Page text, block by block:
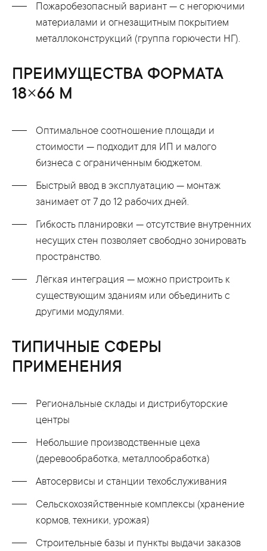
Пожаробезопасный вариант — с негорючими
материалами и огнезащитным покрытием
металлоконструкций (группа горючести НГ).
ПРЕИМУЩЕСТВА ФОРМАТА
18×66 М
Оптимальное соотношение площади и
стоимости — подходит для ИП и малого
бизнеса с ограниченным бюджетом.
Быстрый ввод в эксплуатацию — монтаж
занимает от 7 до 12 рабочих дней.
Гибкость планировки — отсутствие внутренних
несущих стен позволяет свободно зонировать
пространство.
Лёгкая интеграция — можно пристроить к
существующим зданиям или объединить с
другими модулями.
ТИПИЧНЫЕ СФЕРЫ
ПРИМЕНЕНИЯ
Региональные склады и дистрибуторские
центры
Небольшие производственные цеха
(деревообработка, металлообработка)
Автосервисы и станции техобслуживания
Сельскохозяйственные комплексы (хранение
кормов, техники, урожая)
Строительные базы и пункты выдачи заказов